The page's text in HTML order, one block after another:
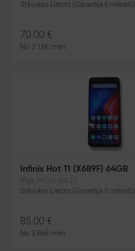
Stāvoklis Lietots (Garantija 6 mēneši)
70.00 €
No 3.18€/mēn.
Infinix Hot 11 (X689F) 64GB
Rīga, Prūšu iela 21
Stāvoklis Lietots (Garantija 6 mēneši)
85.00 €
No 3.86€/mēn.